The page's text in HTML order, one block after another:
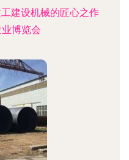
建设机械的匠心之作
博览会